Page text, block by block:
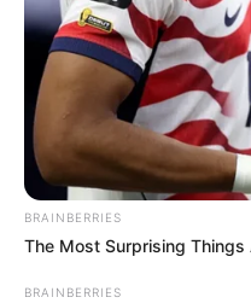
jeder Besuch zu
tollen Ausblick von
erkunden Sie den
zahlreichen
Entdecken Sie
Rundfahrten, wie
Flughafen Frankfurt
aus unmittelbarer
den Airbus A380,
BRAINBERRIES
The Most Surprising
BRAINBERRIES